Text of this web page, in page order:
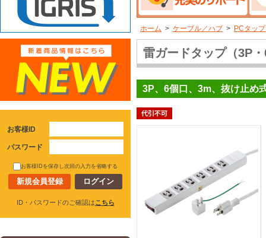
ホーム > ケーブル／ハブ > PCタッ
雷ガードタップ（3P
3P、6個口、3m、抜け止め
お客様ID
パスワード
お客様IDを保存し次回の入力を省略する
新規会員登録
ID・パスワードのご確認はこちら